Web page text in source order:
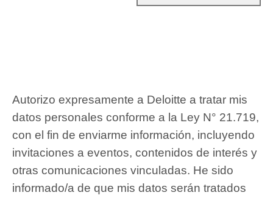
Autorizo expresamente a Deloitte a tratar mis
datos personales conforme a la Ley N° 21.719,
con el fin de enviarme información, incluyendo
invitaciones a eventos, contenidos de interés y
otras comunicaciones vinculadas. He sido
informado/a de que mis datos serán tratados